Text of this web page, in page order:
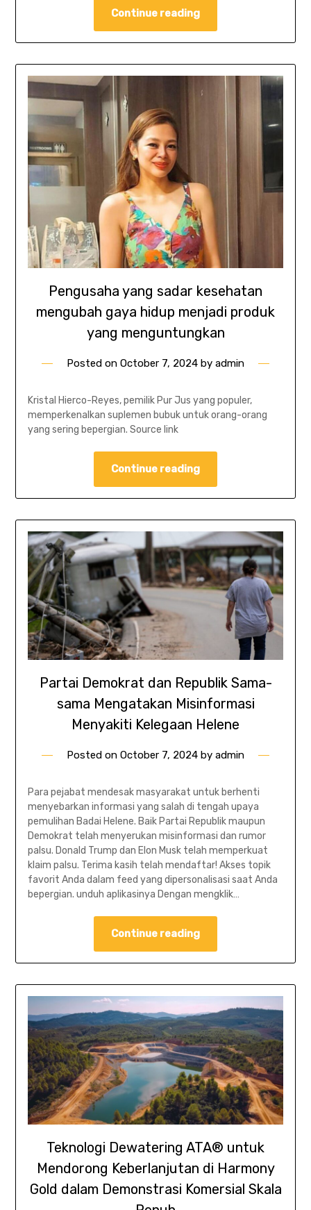
Continue reading
Pengusaha yang sadar kesehatan
mengubah gaya hidup menjadi produk
yang menguntungkan
Posted on October 7, 2024 by admin
Kristal Hierco-Reyes, pemilik Pur Jus yang populer,
memperkenalkan suplemen bubuk untuk orang-orang
yang sering bepergian. Source link
Continue reading
Partai Demokrat dan Republik Sama-
sama Mengatakan Misinformasi
Menyakiti Kelegaan Helene
Posted on October 7, 2024 by admin
Para pejabat mendesak masyarakat untuk berhenti
menyebarkan informasi yang salah di tengah upaya
pemulihan Badai Helene. Baik Partai Republik maupun
Demokrat telah menyerukan misinformasi dan rumor
palsu. Donald Trump dan Elon Musk telah memperkuat
klaim palsu. Terima kasih telah mendaftar! Akses topik
favorit Anda dalam feed yang dipersonalisasi saat Anda
bepergian. unduh aplikasinya Dengan mengklik…
Continue reading
Teknologi Dewatering ATA® untuk
Mendorong Keberlanjutan di Harmony
Gold dalam Demonstrasi Komersial Skala